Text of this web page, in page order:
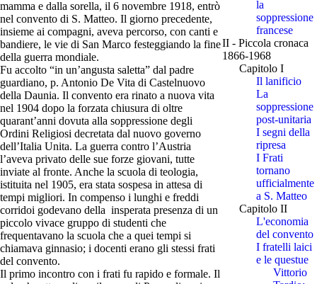
mamma e dalla sorella, il 6 novembre 1918, entrò
nel convento di S. Matteo. Il giorno precedente,
insieme ai compagni, aveva percorso, con canti e
bandiere, le vie di San Marco festeggiando la fine
della guerra mondiale.
Fu accolto “in un’angusta saletta” dal padre
guardiano, p. Antonio De Vita di Castelnuovo
della Daunia. Il convento era rinato a nuova vita
nel 1904 dopo la forzata chiusura di oltre
quarant’anni dovuta alla soppressione degli
Ordini Religiosi decretata dal nuovo governo
dell’Italia Unita. La guerra contro l’Austria
l’aveva privato delle sue forze giovani, tutte
inviate al fronte. Anche la scuola di teologia,
istituita nel 1905, era stata sospesa in attesa di
tempi migliori. In compenso i lunghi e freddi
corridoi godevano della insperata presenza di un
piccolo vivace gruppo di studenti che
frequentavano la scuola che a quei tempi si
chiamava ginnasio; i docenti erano gli stessi frati
del convento.
Il primo incontro con i frati fu rapido e formale. Il
la
soppressione
francese
II - Piccola cronaca
1866-1968
Capitolo I
Il lanificio
La
soppressione
post-unitaria
I segni della
ripresa
I Frati
tornano
ufficialmente
a S. Matteo
Capitolo II
L'economia
del convento
I fratelli laici
e le questue
Vittorio